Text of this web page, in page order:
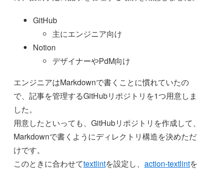
GitHub
主にエンジニア向け
Notion
デザイナーやPdM向け
エンジニアはMarkdownで書くことに慣れていたの
で、記事を管理するGitHubリポジトリを1つ用意しま
した。
用意したといっても、GitHubリポジトリを作成して、
Markdownで書くようにディレクトリ構造を決めただ
けです。
このときに合わせてtextlintを設定し、 action-textlintを